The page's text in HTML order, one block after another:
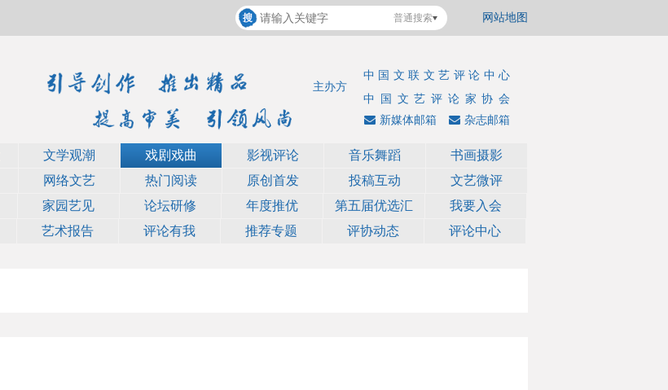
网站地图
普通搜索
中国文联文艺评论中心
中国文艺评论家协会
主办方
杂志邮箱
新媒体邮箱
文学观潮 戏剧戏曲 影视评论 音乐舞蹈
书画摄影
网络文艺 热门阅读 原创首发 投稿互动
文艺微评
家园艺见 论坛研修 年度推优 第五届优选汇 我要入会
艺术报告 评论有我 推荐专题 评协动态 评论中心